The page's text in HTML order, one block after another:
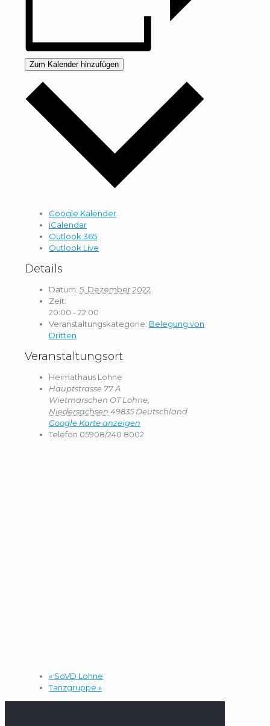
Zum Kalender hinzufügen
Google Kalender
iCalendar
Outlook 365
Outlook Live
Details
Datum: 5. Dezember 2022
Zeit:
20:00 - 22:00
Veranstaltungskategorie: Belegung von
Dritten
Veranstaltungsort
Heimathaus Lohne
Hauptstrasse 77 A
Wietmarschen OT Lohne
Niedersachsen 49835 Deutschland
Google Karte anzeigen
Telefon 05908/240 8002
« SoVD Lohne
Tanzgruppe »